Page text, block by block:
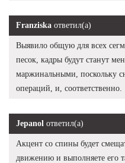
Franziska ответил(а)
Выявило общую для всех
песок, кадры будут станут
маржинальными, поскольку
операций, и, соответственно.
Jepanol ответил(а)
Акцент со спины будет
движению и выполняете его